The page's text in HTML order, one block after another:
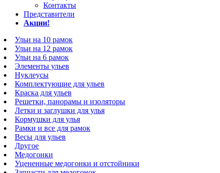
Контакты
Представители
Акции!
Ульи на 10 рамок
Ульи на 12 рамок
Ульи на 6 рамок
Элементы ульев
Нуклеусы
Комплектующие для ульев
Краска для ульев
Решетки, панорамы и изоляторы
Летки и заглушки для улья
Кормушки для улья
Рамки и все для рамок
Весы для ульев
Другое
Медогонки
Уцененные медогонки и отстойники